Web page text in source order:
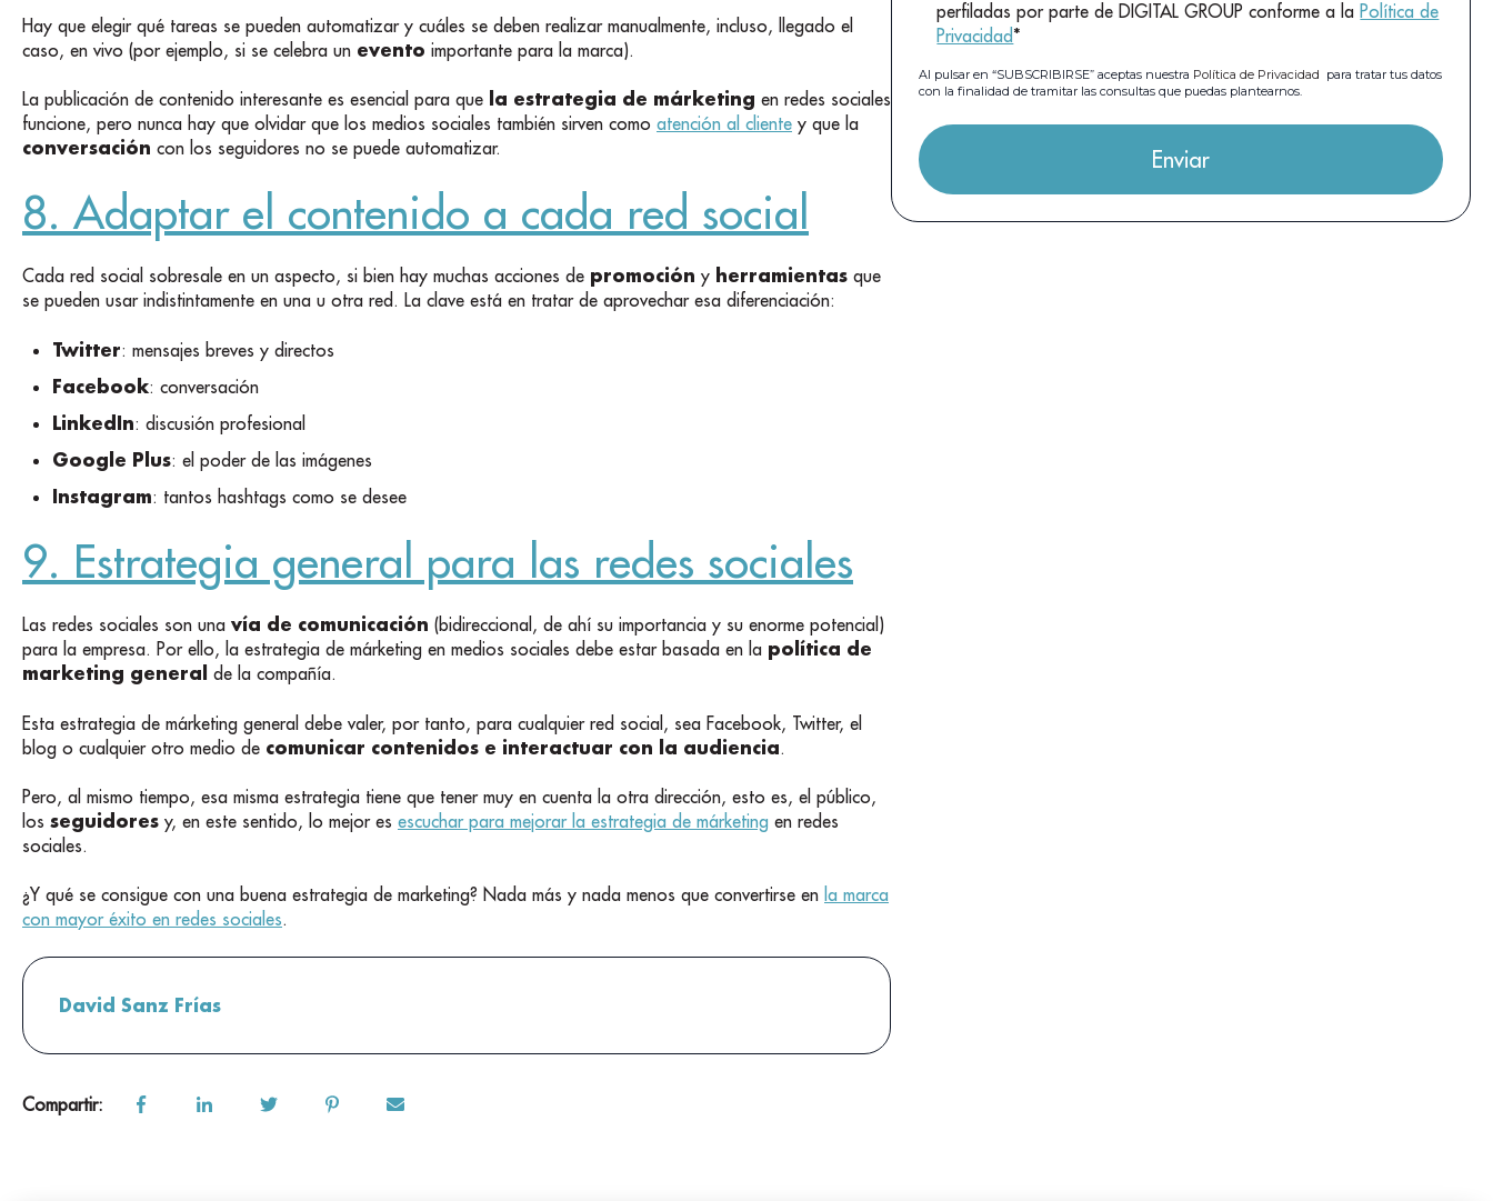
Hay que elegir qué tareas se pueden automatizar y cuáles se deben realizar manualmente, incluso, llegado el
caso, en vivo (por ejemplo, si se celebra un evento importante para la marca).
La publicación de contenido interesante es esencial para que la estrategia de márketing en redes sociales
funcione, pero nunca hay que olvidar que los medios sociales también sirven como atención al cliente y que la
conversación con los seguidores no se puede automatizar.
8. Adaptar el contenido a cada red social
Cada red social sobresale en un aspecto, si bien hay muchas acciones de promoción y herramientas que
se pueden usar indistintamente en una u otra red. La clave está en tratar de aprovechar esa diferenciación:
Twitter: mensajes breves y directos
Facebook: conversación
LinkedIn: discusión profesional
Google Plus: el poder de las imágenes
Instagram: tantos hashtags como se desee
9. Estrategia general para las redes sociales
Las redes sociales son una vía de comunicación (bidireccional, de ahí su importancia y su enorme potencial)
para la empresa. Por ello, la estrategia de márketing en medios sociales debe estar basada en la política de
marketing general de la compañía.
Esta estrategia de márketing general debe valer, por tanto, para cualquier red social, sea Facebook, Twitter, el
blog o cualquier otro medio de comunicar contenidos e interactuar con la audiencia.
Pero, al mismo tiempo, esa misma estrategia tiene que tener muy en cuenta la otra dirección, esto es, el público,
los seguidores y, en este sentido, lo mejor es escuchar para mejorar la estrategia de márketing en redes
sociales.
¿Y qué se consigue con una buena estrategia de marketing? Nada más y nada menos que convertirse en la marca
con mayor éxito en redes sociales.
David Sanz Frías
Compartir:
perfiladas por parte de DIGITAL GROUP conforme a laPolítica de
Privacidad*
Al pulsar en “SUBSCRIBIRSE” aceptas nuestra Política de Privacidad para tratar tus datos
con la finalidad de tramitar las consultas que puedas plantearnos.